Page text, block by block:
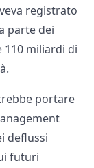
registrato
parte dei
miliardi di
portare
deflussi
futuri